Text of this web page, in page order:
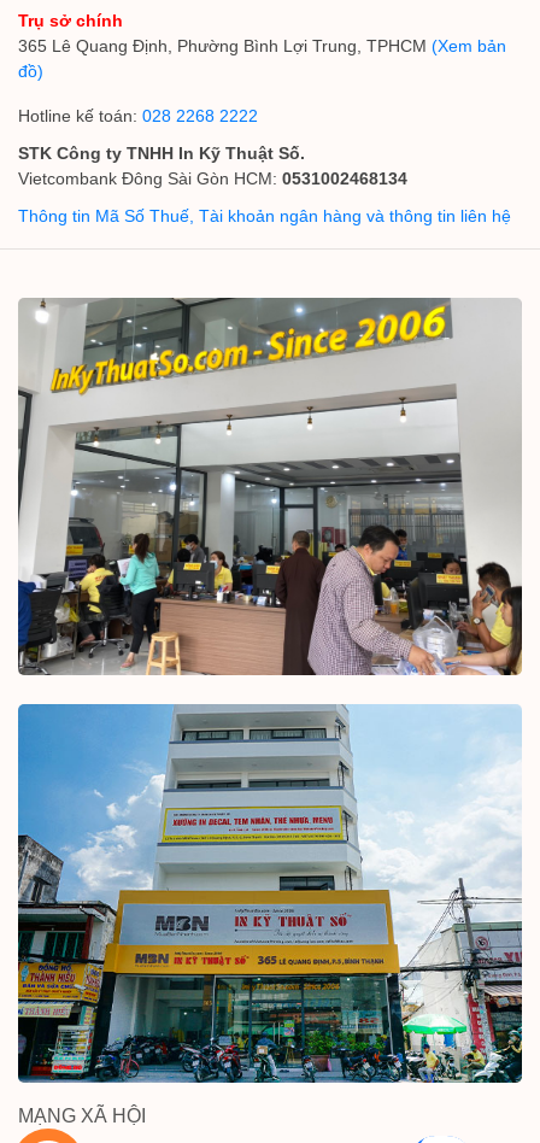
Trụ sở chính
365 Lê Quang Định, Phường Bình Lợi Trung, TPHCM (Xem bản
đồ)
Hotline kế toán: 028 2268 2222
STK Công ty TNHH In Kỹ Thuật Số.
Vietcombank Đông Sài Gòn HCM: 0531002468134
Thông tin Mã Số Thuế, Tài khoản ngân hàng và thông tin liên hệ
MẠNG XÃ HỘI